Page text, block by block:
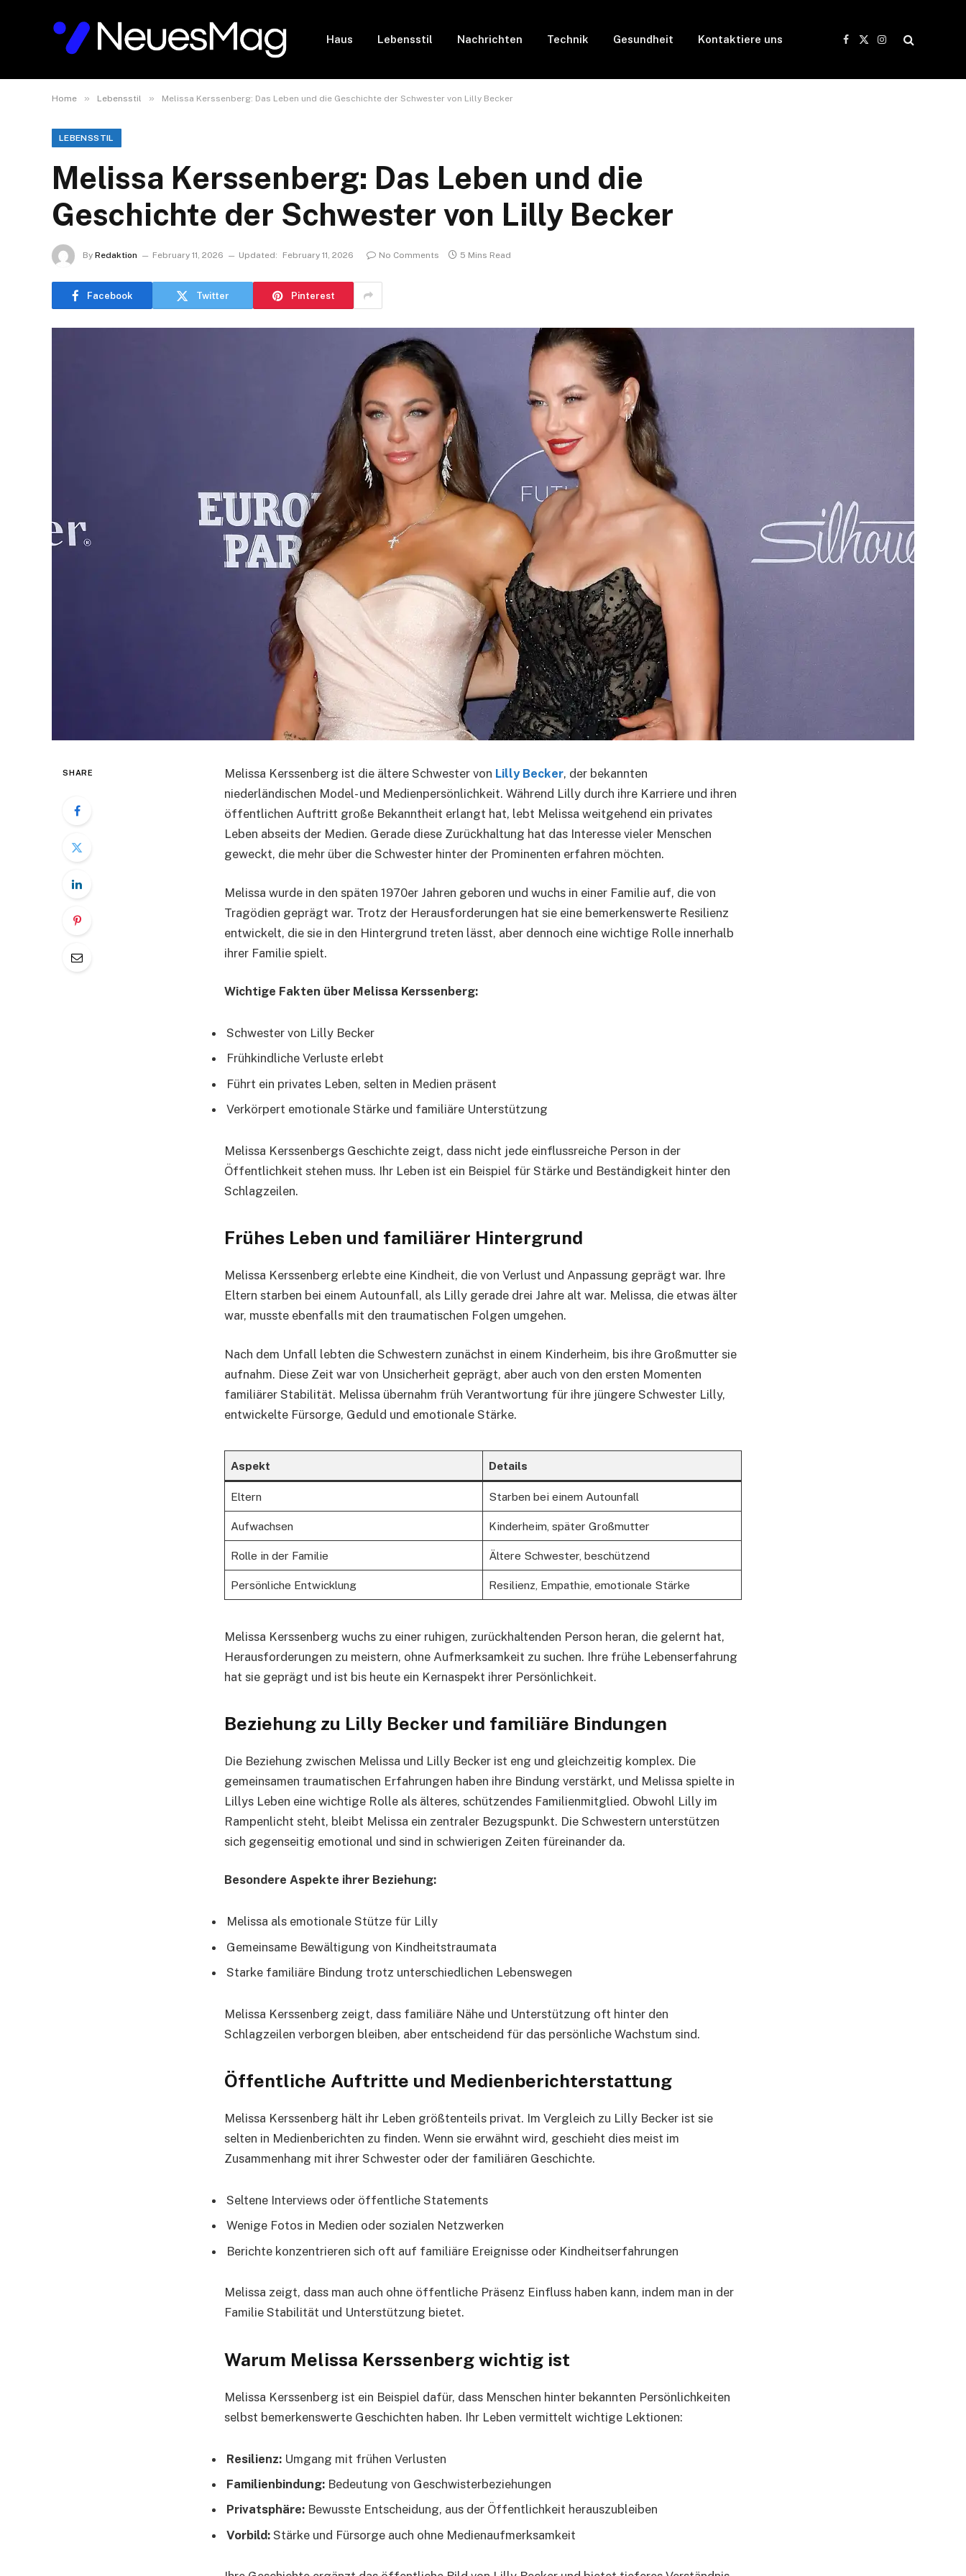
Haus Lebensstil Nachrichten Technik Gesundheit Kontaktiere uns
Facebook
X
Instagram
Home » Lebensstil » Melissa Kerssenberg: Das Leben und die Geschichte der Schwester von Lilly Becker
LEBENSSTIL
Melissa Kerssenberg: Das Leben und die
Geschichte der Schwester von Lilly Becker
By Redaktion February 11, 2026 Updated: February 11, 2026 No Comments 5 Mins Read
Facebook Twitter Pinterest
SHARE Melissa Kerssenberg ist die ältere Schwester von Lilly Becker, der bekannten
niederländischen Model- und Medienpersönlichkeit. Während Lilly durch ihre Karriere und ihren
öffentlichen Auftritt große Bekanntheit erlangt hat, lebt Melissa weitgehend ein privates
Leben abseits der Medien. Gerade diese Zurückhaltung hat das Interesse vieler Menschen
geweckt, die mehr über die Schwester hinter der Prominenten erfahren möchten.
Melissa wurde in den späten 1970er Jahren geboren und wuchs in einer Familie auf, die von
Tragödien geprägt war. Trotz der Herausforderungen hat sie eine bemerkenswerte Resilienz
entwickelt, die sie in den Hintergrund treten lässt, aber dennoch eine wichtige Rolle innerhalb
ihrer Familie spielt.
Wichtige Fakten über Melissa Kerssenberg:
Schwester von Lilly Becker
Frühkindliche Verluste erlebt
Führt ein privates Leben, selten in Medien präsent
Verkörpert emotionale Stärke und familiäre Unterstützung
Melissa Kerssenbergs Geschichte zeigt, dass nicht jede einflussreiche Person in der
Öffentlichkeit stehen muss. Ihr Leben ist ein Beispiel für Stärke und Beständigkeit hinter den
Schlagzeilen.
Frühes Leben und familiärer Hintergrund
Melissa Kerssenberg erlebte eine Kindheit, die von Verlust und Anpassung geprägt war. Ihre
Eltern starben bei einem Autounfall, als Lilly gerade drei Jahre alt war. Melissa, die etwas älter
war, musste ebenfalls mit den traumatischen Folgen umgehen.
Nach dem Unfall lebten die Schwestern zunächst in einem Kinderheim, bis ihre Großmutter sie
aufnahm. Diese Zeit war von Unsicherheit geprägt, aber auch von den ersten Momenten
familiärer Stabilität. Melissa übernahm früh Verantwortung für ihre jüngere Schwester Lilly,
entwickelte Fürsorge, Geduld und emotionale Stärke.
Aspekt Details
Eltern Starben bei einem Autounfall
Aufwachsen Kinderheim, später Großmutter
Rolle in der Familie Ältere Schwester, beschützend
Persönliche Entwicklung Resilienz, Empathie, emotionale Stärke
Melissa Kerssenberg wuchs zu einer ruhigen, zurückhaltenden Person heran, die gelernt hat,
Herausforderungen zu meistern, ohne Aufmerksamkeit zu suchen. Ihre frühe Lebenserfahrung
hat sie geprägt und ist bis heute ein Kernaspekt ihrer Persönlichkeit.
Beziehung zu Lilly Becker und familiäre Bindungen
Die Beziehung zwischen Melissa und Lilly Becker ist eng und gleichzeitig komplex. Die
gemeinsamen traumatischen Erfahrungen haben ihre Bindung verstärkt, und Melissa spielte in
Lillys Leben eine wichtige Rolle als älteres, schützendes Familienmitglied. Obwohl Lilly im
Rampenlicht steht, bleibt Melissa ein zentraler Bezugspunkt. Die Schwestern unterstützen
sich gegenseitig emotional und sind in schwierigen Zeiten füreinander da.
Besondere Aspekte ihrer Beziehung:
Melissa als emotionale Stütze für Lilly
Gemeinsame Bewältigung von Kindheitstraumata
Starke familiäre Bindung trotz unterschiedlichen Lebenswegen
Melissa Kerssenberg zeigt, dass familiäre Nähe und Unterstützung oft hinter den
Schlagzeilen verborgen bleiben, aber entscheidend für das persönliche Wachstum sind.
Öffentliche Auftritte und Medienberichterstattung
Melissa Kerssenberg hält ihr Leben größtenteils privat. Im Vergleich zu Lilly Becker ist sie
selten in Medienberichten zu finden. Wenn sie erwähnt wird, geschieht dies meist im
Zusammenhang mit ihrer Schwester oder der familiären Geschichte.
Seltene Interviews oder öffentliche Statements
Wenige Fotos in Medien oder sozialen Netzwerken
Berichte konzentrieren sich oft auf familiäre Ereignisse oder Kindheitserfahrungen
Melissa zeigt, dass man auch ohne öffentliche Präsenz Einfluss haben kann, indem man in der
Familie Stabilität und Unterstützung bietet.
Warum Melissa Kerssenberg wichtig ist
Melissa Kerssenberg ist ein Beispiel dafür, dass Menschen hinter bekannten Persönlichkeiten
selbst bemerkenswerte Geschichten haben. Ihr Leben vermittelt wichtige Lektionen:
Resilienz: Umgang mit frühen Verlusten
Familienbindung: Bedeutung von Geschwisterbeziehungen
Privatsphäre: Bewusste Entscheidung, aus der Öffentlichkeit herauszubleiben
Vorbild: Stärke und Fürsorge auch ohne Medienaufmerksamkeit